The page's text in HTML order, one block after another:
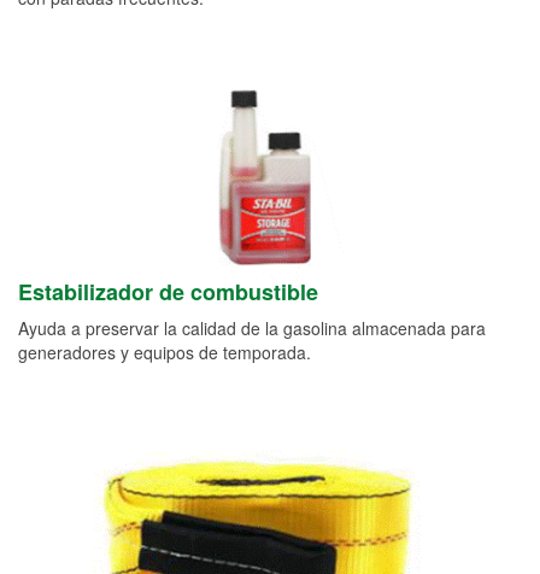
Estabilizador de combustible
Ayuda a preservar la calidad de la gasolina almacenada para
generadores y equipos de temporada.